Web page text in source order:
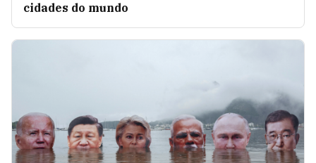
cidades do mundo